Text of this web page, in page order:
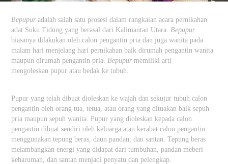
Bepupuradalah salah satu prosesi dalam rangkaian acara pernikahan
adat Suku Tidung yang berasal dari Kalimantan Utara. Bepupur
biasanya dilakukan oleh calon pengantin pria dan juga wanita pada
malam hari menjelang hari pernikahan baik dirumah pengantin wanita
maupun dirumah pengantin pria. Bepupurmemiliki arti
mengoleskan pupur atau bedak ke tubuh.
Pupur yang telah dibuat dioleskan ke wajah dan sekujur tubuh calon
pengantin oleh orang tua, tetua, atau orang yang dituakan baik sepuh
pria maupun sepuh wanita. Pupur yang dioleskan kepada calon
pengantin dibuat sendiri oleh keluarga atau kerabat calon pengantin
menggunakan tepung beras, daun pandan, dan santan. Tepung beras
melambangkan energi yang didapat dari tumbuhan, pandan meberi
keharuman, dan santan menjadi penyatu dan pelengkap.